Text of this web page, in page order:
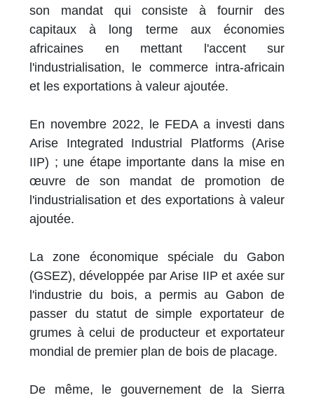
son mandat qui consiste à fournir des
capitaux à long terme aux économies
africaines en mettant l'accent sur
l'industrialisation, le commerce intra-africain
et les exportations à valeur ajoutée.
En novembre 2022, le FEDA a investi dans
Arise Integrated Industrial Platforms (Arise
IIP) ; une étape importante dans la mise en
œuvre de son mandat de promotion de
l'industrialisation et des exportations à valeur
ajoutée.
La zone économique spéciale du Gabon
(GSEZ), développée par Arise IIP et axée sur
l'industrie du bois, a permis au Gabon de
passer du statut de simple exportateur de
grumes à celui de producteur et exportateur
mondial de premier plan de bois de placage.
De même, le gouvernement de la Sierra